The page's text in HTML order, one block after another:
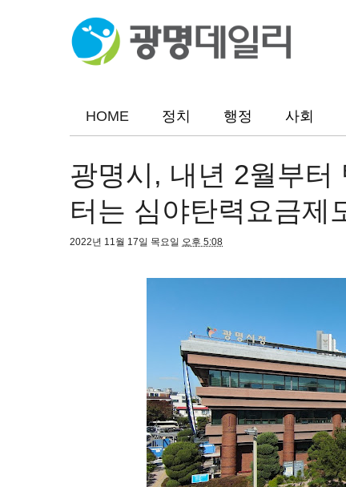
HOME 정치 행정 사회
광명시, 내년 2월부
터는 심야탄력요금제
2022년 11월 17일 목요일 오후 5:08